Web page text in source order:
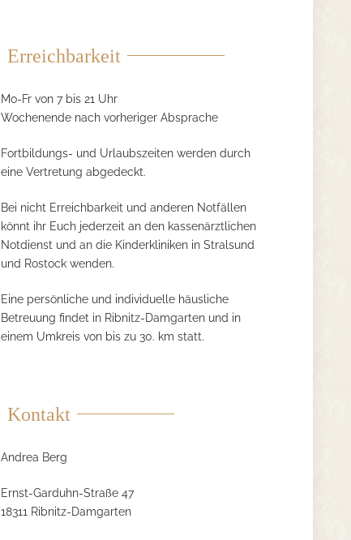
Erreichbarkeit
Mo-Fr von 7 bis 21 Uhr
Wochenende nach vorheriger Absprache
Fortbildungs- und Urlaubszeiten werden durch
eine Vertretung abgedeckt.
Bei nicht Erreichbarkeit und anderen Notfällen
könnt ihr Euch jederzeit an den kassenärztlichen
Notdienst und an die Kinderkliniken in Stralsund
und Rostock wenden.
Eine persönliche und individuelle häusliche
Betreuung findet in Ribnitz-Damgarten und in
einem Umkreis von bis zu 30. km statt.
Kontakt
Andrea Berg
Ernst-Garduhn-Straße 47
18311 Ribnitz-Damgarten